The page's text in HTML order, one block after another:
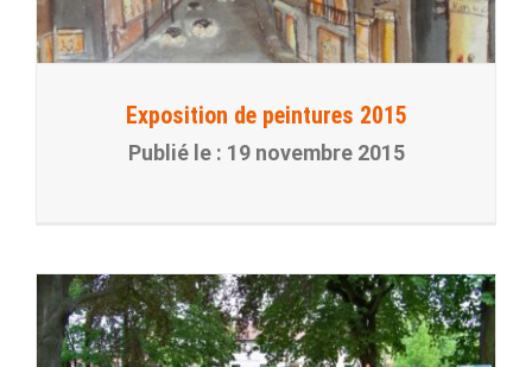
Exposition de peintures 2015
19 novembre 2015